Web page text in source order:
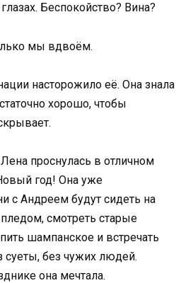
Беспокойство? Вина?
мы вдвоём.
насторожило её. Она знала
хорошо, чтобы
проснулась в отличном
год! Она уже
с Андреем будут сидеть на
смотреть старые
шампанское и встречать
суеты, без чужих людей.
она мечтала.